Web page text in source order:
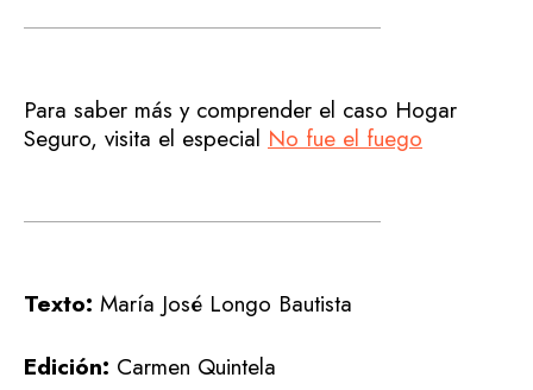
Para saber más y comprender el caso Hogar
Seguro, visita el especial No fue el fuego
Texto: María José Longo Bautista
Edición: Carmen Quintela